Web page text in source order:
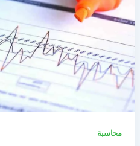
محاسبة